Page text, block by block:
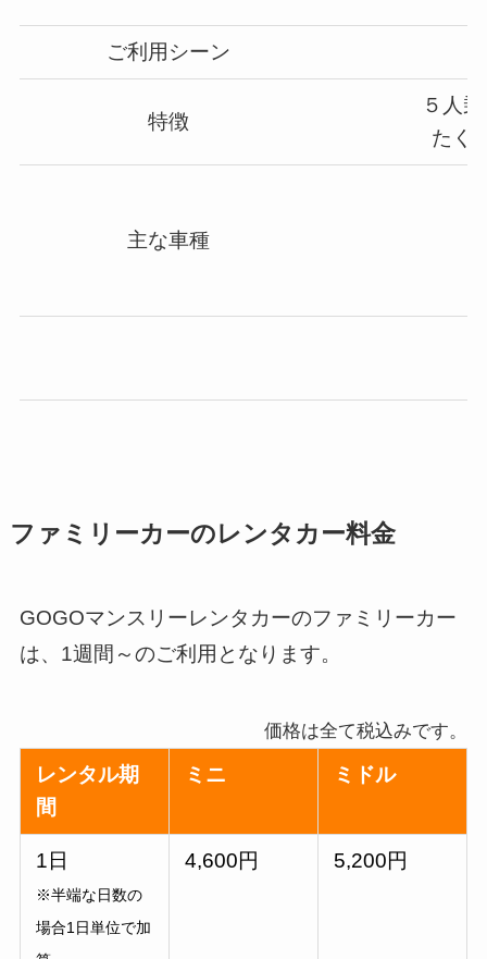
ご利用シーン
特徴
５人
たく
主な車種
ファミリーカーのレンタカー料金
GOGOマンスリーレンタカーのファミリーカー
は、1週間～のご利用となります。
価格は全て税込みです。
レンタル期
間
ミニ ミドル
1日
※半端な日数の
場合1日単位で加
4,600円 5,200円